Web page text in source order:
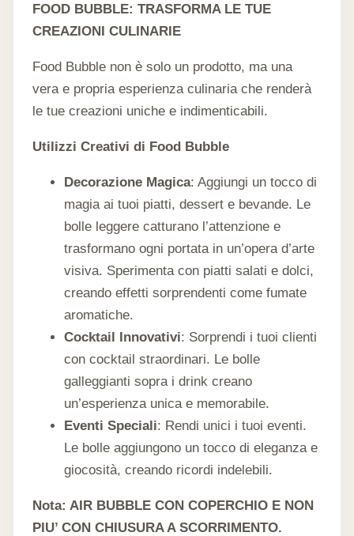
FOOD BUBBLE: TRASFORMA LE TUE
CREAZIONI CULINARIE
Food Bubble non è solo un prodotto, ma una
vera e propria esperienza culinaria che renderà
le tue creazioni uniche e indimenticabili.
Utilizzi Creativi di Food Bubble
Decorazione Magica: Aggiungi un tocco di
magia ai tuoi piatti, dessert e bevande. Le
bolle leggere catturano l’attenzione e
trasformano ogni portata in un’opera d’arte
visiva. Sperimenta con piatti salati e dolci,
creando effetti sorprendenti come fumate
aromatiche.
Cocktail Innovativi: Sorprendi i tuoi clienti
con cocktail straordinari. Le bolle
galleggianti sopra i drink creano
un’esperienza unica e memorabile.
Eventi Speciali: Rendi unici i tuoi eventi.
Le bolle aggiungono un tocco di eleganza e
giocosità, creando ricordi indelebili.
Nota: AIR BUBBLE CON COPERCHIO E NON
PIU’ CON CHIUSURA A SCORRIMENTO.